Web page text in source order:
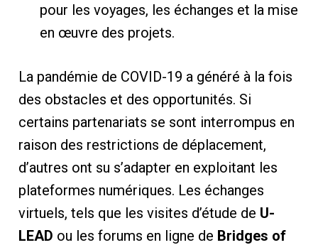
pour les voyages, les échanges et la mise
en œuvre des projets.
La pandémie de COVID-19 a généré à la fois
des obstacles et des opportunités. Si
certains partenariats se sont interrompus en
raison des restrictions de déplacement,
d’autres ont su s’adapter en exploitant les
plateformes numériques. Les échanges
virtuels, tels que les visites d’étude de U-
LEAD ou les forums en ligne de Bridges of